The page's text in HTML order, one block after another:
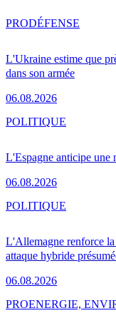
L'Ukraine estime que
dans son armée
06.08.2026
PRODÉFENSE
L'Espagne anticipe une
06.08.2026
POLITIQUE
L'Allemagne renforce
attaque hybride
06.08.2026
POLITIQUE
PROENERGIE,